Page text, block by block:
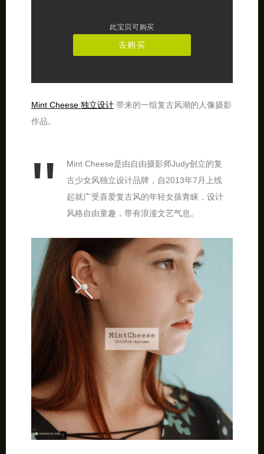
此宝贝可购买
去购买
Mint Cheese 独立设计带来的一组复古风潮的人像摄影
作品。
Mint Cheese是由自由摄影师Judy创立的复
古少女风独立设计品牌，自2013年7月上线
起就广受喜爱复古风的年轻女孩青睐，设计
风格自由童趣，带有浪漫文艺气息。